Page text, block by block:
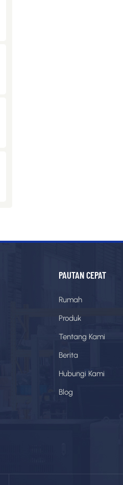
PAUTAN CEPAT
Rumah
Produk
Tentang Kami
Berita
Hubungi Kami
Blog